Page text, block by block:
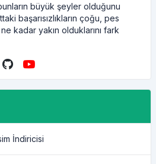
büyük şeyler olduğunu
başarısızlıkların çoğu, pes
kadar yakın olduklarını fark
İndiricisi